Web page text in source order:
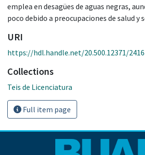
emplea en desagües de aguas negras,
poco debido a preocupaciones de salud y
URI
https://hdl.handle.net/20.500.12371/
Collections
Teis de Licenciatura
Full item page